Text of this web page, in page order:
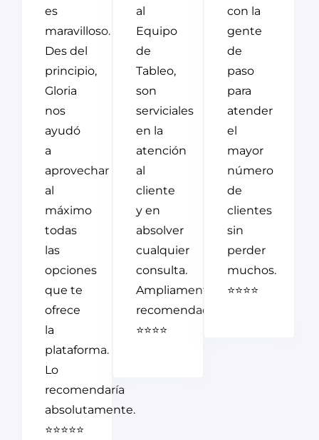
es
maravilloso.
Des del
principio,
Gloria
nos
ayudó
a
aprovechar
al
máximo
todas
las
opciones
que te
ofrece
la
plataforma.
Lo
recomendaría
absolutamente.
⭐⭐⭐⭐⭐
al
Equipo
de
Tableo,
son
serviciales
en la
atención
al
cliente
y en
absolver
cualquier
consulta.
Ampliamente
recomendado.
⭐⭐⭐⭐
con la
gente
de
paso
para
atender
el
mayor
número
de
clientes
sin
perder
muchos.
⭐⭐⭐⭐